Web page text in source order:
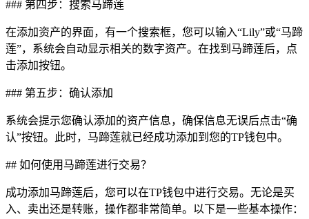
### 第四步：搜索马蹄莲
在添加资产的界面，有一个搜索框，您可以输入“Lily”或“马蹄
莲”，系统会自动显示相关的数字资产。在找到马蹄莲后，点
击添加按钮。
### 第五步：确认添加
系统会提示您确认添加的资产信息，确保信息无误后点击“确
认”按钮。此时，马蹄莲就已经成功添加到您的TP钱包中。
## 如何使用马蹄莲进行交易？
成功添加马蹄莲后，您可以在TP钱包中进行交易。无论是买
入、卖出还是转账，操作都非常简单。以下是一些基本操作：